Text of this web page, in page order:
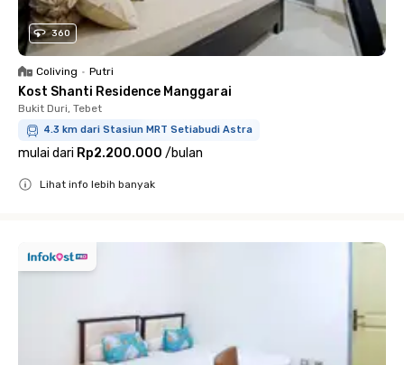
360
Coliving • Putri
Kost Shanti Residence Manggarai
Bukit Duri, Tebet
4.3 km dari Stasiun MRT Setiabudi Astra
mulai dari Rp2.200.000 /bulan
Lihat info lebih banyak